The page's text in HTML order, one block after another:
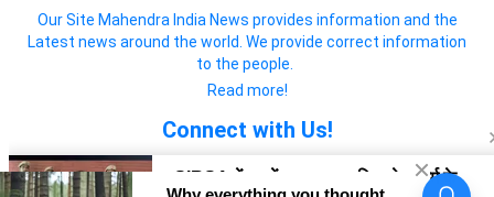
Our Site Mahendra India News provides information and the
Latest news around the world. We provide correct information
to the people.
Read more!
Connect with Us!